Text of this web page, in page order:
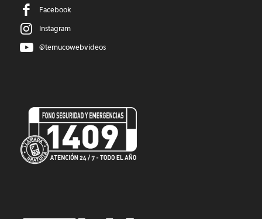
Facebook
Instagram
@temucowebvideos